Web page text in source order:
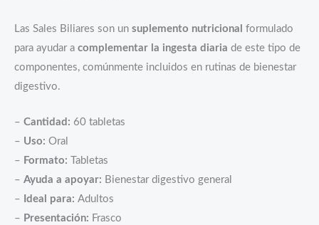
Las Sales Biliares son un suplemento nutricional formulado
para ayudar a complementar la ingesta diaria de este tipo de
componentes, comúnmente incluidos en rutinas de bienestar
digestivo.
– Cantidad: 60 tabletas
– Uso: Oral
– Formato: Tabletas
– Ayuda a apoyar: Bienestar digestivo general
– Ideal para: Adultos
– Presentación: Frasco